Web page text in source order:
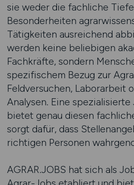
sie weder die fachliche
Besonderheiten
Tätigkeiten ausreichend
werden keine beliebigen
Fachkräfte, sondern
spezifischem Bezug zur
Feldversuchen, Laborarbeit
Analysen. Eine
bietet genau diesen
sorgt dafür, dass
richtigen Personen
AGRAR.JOBS hat sich als